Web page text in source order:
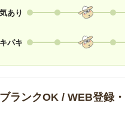
あり
パキ
ランクOK / WEB登録